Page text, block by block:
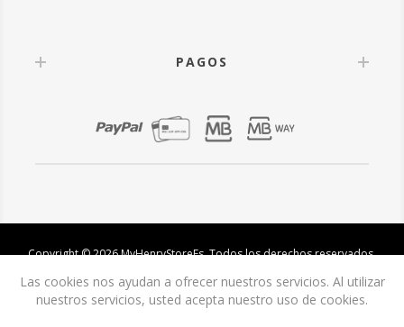
PAGOS
Copyright © 2026 MyHenryStoreEs. Todos los derechos reservados.
Las cookies nos ayudan a ofrecer nuestros servicios. Al utilizar
nuestros servicios, usted acepta nuestro uso de cookies.